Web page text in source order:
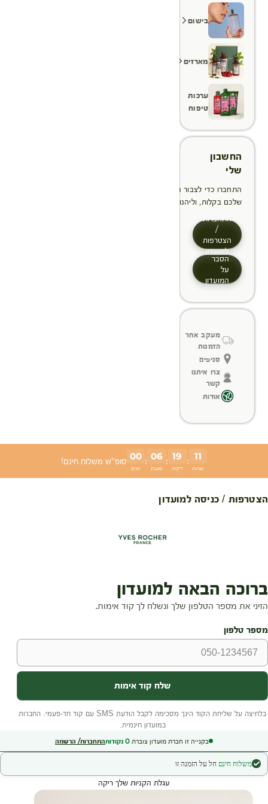
בישום
מארזים
ערכות
טיפוח
החשבון
שלי
התחברו כדי לצבור הטבות, לנהל ולעקוב אחר ההזמנות
שלכם בקלות, וליהנות מתהליך תשלום מהיר יותר
התחברות
/
הצטרפות
למועדון
הסבר
על
המועדון
מעקב אחר
הזמנות
סניפים
צרו איתנו
קשר
אודות
00
ימים
: 06
שעות
: 19
דקות
: 11
שניות
סופ"ש משלוח חינם!
הצטרפות / כניסה למועדון
בקנייה זו חברת מועדון צוברת 0 נקודותהתחברות/ הרשמה
משלוח חינם חל על הזמנה זו
עגלת הקניות שלך ריקה